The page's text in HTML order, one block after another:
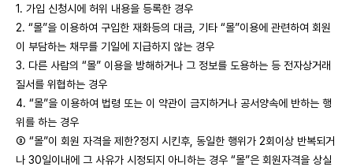
1. 가입 신청시에 허위 내용을 등록한 경우
2. “몰”을 이용하여 구입한 재화등의 대금, 기타 “몰”이용에 관련하여 회원
이 부담하는 채무를 기일에 지급하지 않는 경우
3. 다른 사람의 “몰” 이용을 방해하거나 그 정보를 도용하는 등 전자상거래
질서를 위협하는 경우
4. “몰”을 이용하여 법령 또는 이 약관이 금지하거나 공서양속에 반하는 행
위를 하는 경우
③ “몰”이 회원 자격을 제한?정지 시킨후, 동일한 행위가 2회이상 반복되거
나 30일이내에 그 사유가 시정되지 아니하는 경우 “몰”은 회원자격을 상실